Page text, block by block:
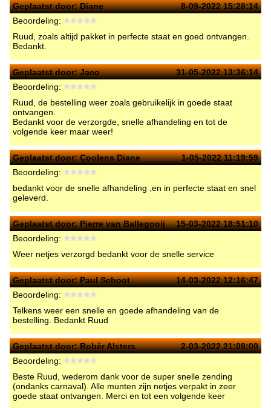
Geplaatst door:Diane
8-09-2022 15:28:14
Beoordeling:
Ruud, zoals altijd pakket in perfecte staat en goed ontvangen.
Bedankt.
Geplaatst door:Jaco
31-05-2022 13:36:14
Beoordeling:
Ruud, de bestelling weer zoals gebruikelijk in goede staat
ontvangen.
Bedankt voor de verzorgde, snelle afhandeling en tot de
volgende keer maar weer!
Geplaatst door:Coolens Diane
1-05-2022 11:19:59
Beoordeling:
bedankt voor de snelle afhandeling ,en in perfecte staat en snel
geleverd.
Geplaatst door:Pierre van Ballegooij
15-03-2022 18:51:10
Beoordeling:
Weer netjes verzorgd bedankt voor de snelle service
Geplaatst door:Paul Schoot
14-03-2022 12:16:47
Beoordeling:
Telkens weer een snelle en goede afhandeling van de
bestelling. Bedankt Ruud
Geplaatst door:Robèr Alsters
2-03-2022 21:09:00
Beoordeling:
Beste Ruud, wederom dank voor de super snelle zending
(ondanks carnaval). Alle munten zijn netjes verpakt in zeer
goede staat ontvangen. Merci en tot een volgende keer